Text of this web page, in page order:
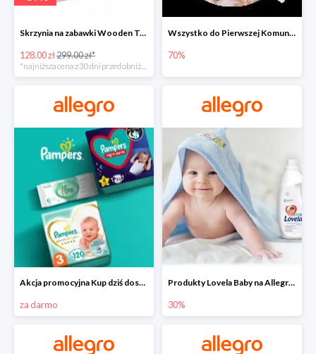
Skrzynia na zabawki Wooden Toys -57%
128.00 zł299.00 zł*
Wszystko do Pierwszej Komunii na Allegro do -70%
70%
Akcja promocyjna Kup dziś dostawa jutro
za darmo
Produkty Lovela Baby na Allegro do -30%
30%